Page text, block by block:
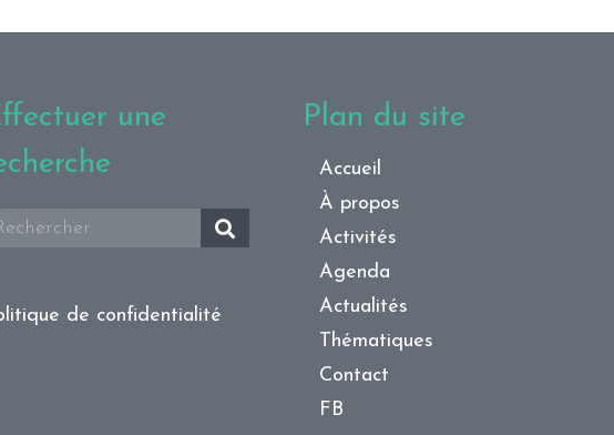
une
de confidentialité
Plan du site
Accueil
À propos
Activités
Agenda
Actualités
Thématiques
Contact
FB